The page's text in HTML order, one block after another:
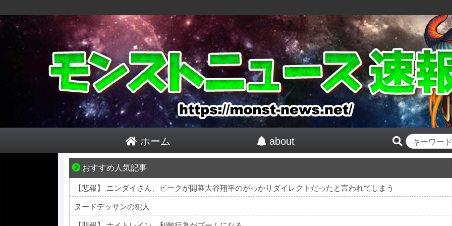
ホーム about
おすすめ人気記事
悩んでいるのは私だけ？夫との距離
【悲報】 ニンダイさん、ピークが開幕大谷翔平のがっかりダイレクトだったと言われてしまう
ヌードデッサンの犯人